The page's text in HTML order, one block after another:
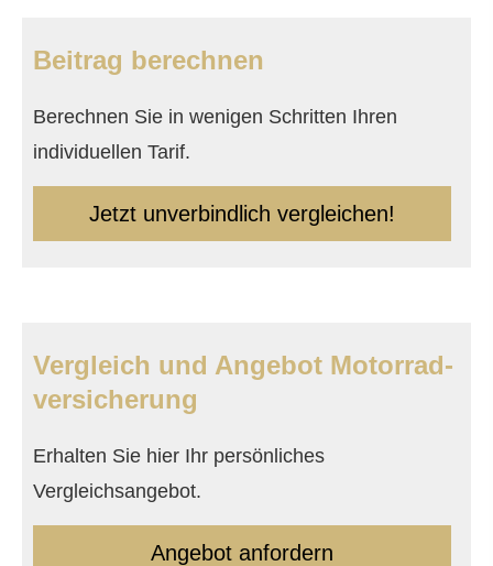
Beitrag berechnen
Berechnen Sie in wenigen Schritten Ihren
individuellen Tarif.
Jetzt unverbindlich ver­gleichen!
Vergleich und Angebot Motor­rad­
ver­sicherung
Erhalten Sie hier Ihr persönliches
Vergleichsangebot.
An­ge­bot an­for­dern